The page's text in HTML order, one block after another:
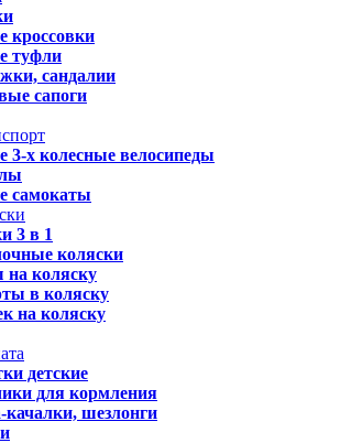
кроссовки
туфли
сандалии
сапоги
3-х колесные велосипеды
самокаты
3 в 1
коляски
коляску
в коляску
на коляску
детские
для кормления
качалки, шезлонги